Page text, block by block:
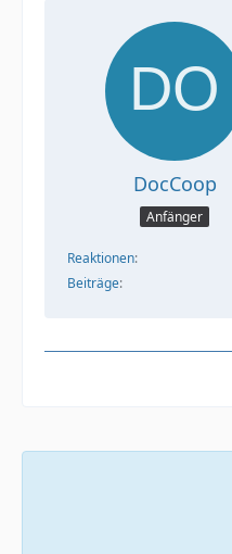
DocCoop
Anfänger
Reaktionen
Beiträge